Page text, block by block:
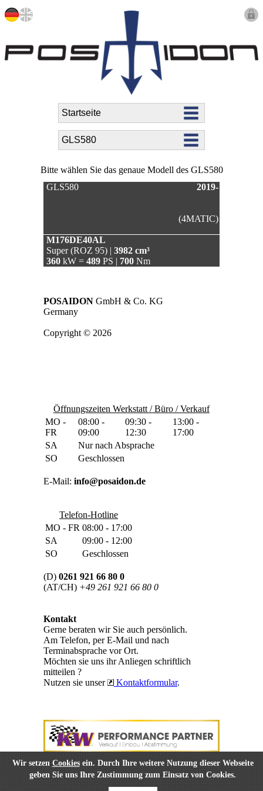
Wir setzenCookiesein. Durch Ihre weitere Nutzung dieser Webseite
geben Sie uns Ihre Zustimmung zum Einsatz von Cookies.
Bitte wählen Sie das genaue Modell des GLS580
2019-
(4MATIC)
GLS580
M176DE40AL
Super (ROZ 95) | 3982 cm³
360 kW = 489 PS | 700 Nm
POSAIDON GmbH & Co. KG
Germany
Copyright © 2026
Öffnungszeiten Werkstatt / Büro / Verkauf
MO -
FR
08:00 -
09:00
09:30 -
12:30
13:00 -
17:00
SA
Nur nach Absprache
SO
Geschlossen
E-Mail: info@posaidon.de
Telefon-Hotline
MO - FR 08:00 - 17:00
SA
09:00 - 12:00
SO
Geschlossen
(D) 0261 921 66 80 0
(AT/CH) +49 261 921 66 80 0
Kontakt
Gerne beraten wir Sie auch persönlich.
Am Telefon, per E-Mail und nach
Terminabsprache vor Ort.
Möchten sie uns ihr Anliegen schriftlich
mitteilen ?
Nutzen sie unser
Kontaktformular.